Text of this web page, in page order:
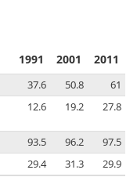
1991 2001 2011
37.6 50.8
61
12.6 19.2 27.8
93.5 96.2
97.5
29.4 31.3 29.9